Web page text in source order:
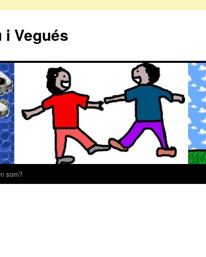
i Vegués
som?